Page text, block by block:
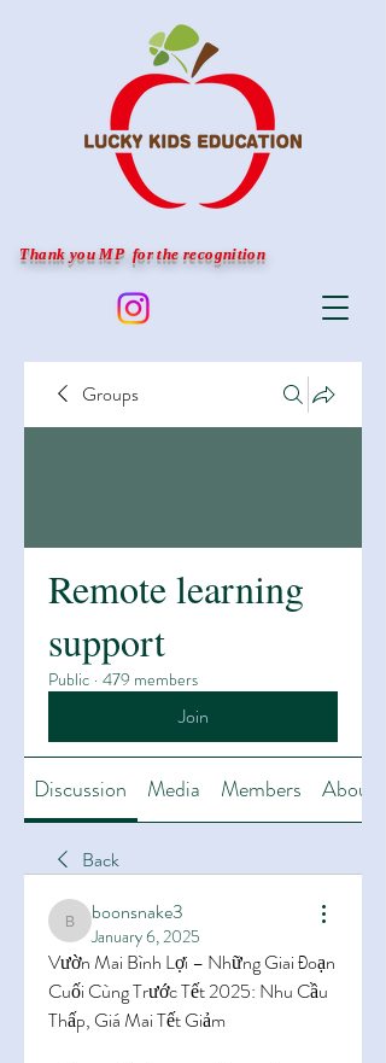
Thank you MP for the recognition
Groups
Remote learning
support
Public · 479 members
Join
Discussion Media Members About
Back
boonsnake3
boonsnake3
January 6, 2025
Vườn Mai Bình Lợi – Những Giai Đoạn
Cuối Cùng Trước Tết 2025: Nhu Cầu
Thấp, Giá Mai Tết Giảm